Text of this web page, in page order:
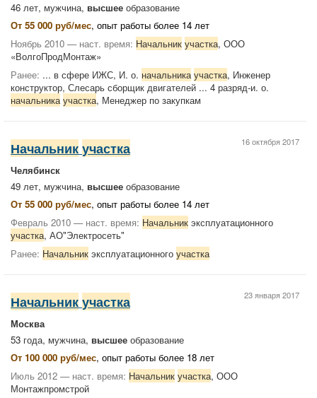
46 лет, мужчина, высшее образование
От 55 000 руб/мес, опыт работы более 14 лет
Ноябрь 2010 — наст. время: Начальник участка, ООО
«ВолгоПродМонтаж»
Ранее: ... в сфере ИЖС, И. о. начальника участка, Инженер
конструктор, Слесарь сборщик двигателей ... 4 разряд-и. о.
начальника участка, Менеджер по закупкам
16 октября 2017
Начальник участка
Челябинск
49 лет, мужчина, высшее образование
От 55 000 руб/мес, опыт работы более 14 лет
Февраль 2010 — наст. время: Начальник эксплуатационного
участка, АО"Электросеть"
Ранее: Начальник эксплуатационного участка
23 января 2017
Начальник участка
Москва
53 года, мужчина, высшее образование
От 100 000 руб/мес, опыт работы более 18 лет
Июль 2012 — наст. время: Начальник участка, ООО
Монтажпромстрой